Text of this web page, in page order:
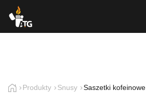
Wyszukiwarka produktów
Imię i nazwisko
Produkty Snusy Saszetki kofeinowe